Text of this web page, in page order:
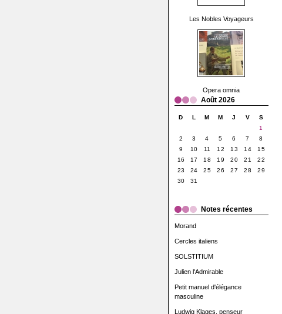
Les Nobles Voyageurs
Opera omnia
Août 2026
D L M M J V
S
1
2
3 4 5 6 7
8
9
10 11 12 13 14
15
16
17 18 19 20 21
22
23
24 25 26 27 28
29
30
31
Notes récentes
Morand
Cercles italiens
SOLSTITIUM
Julien l'Admirable
Petit manuel d'élégance
masculine
Ludwig Klages, penseur